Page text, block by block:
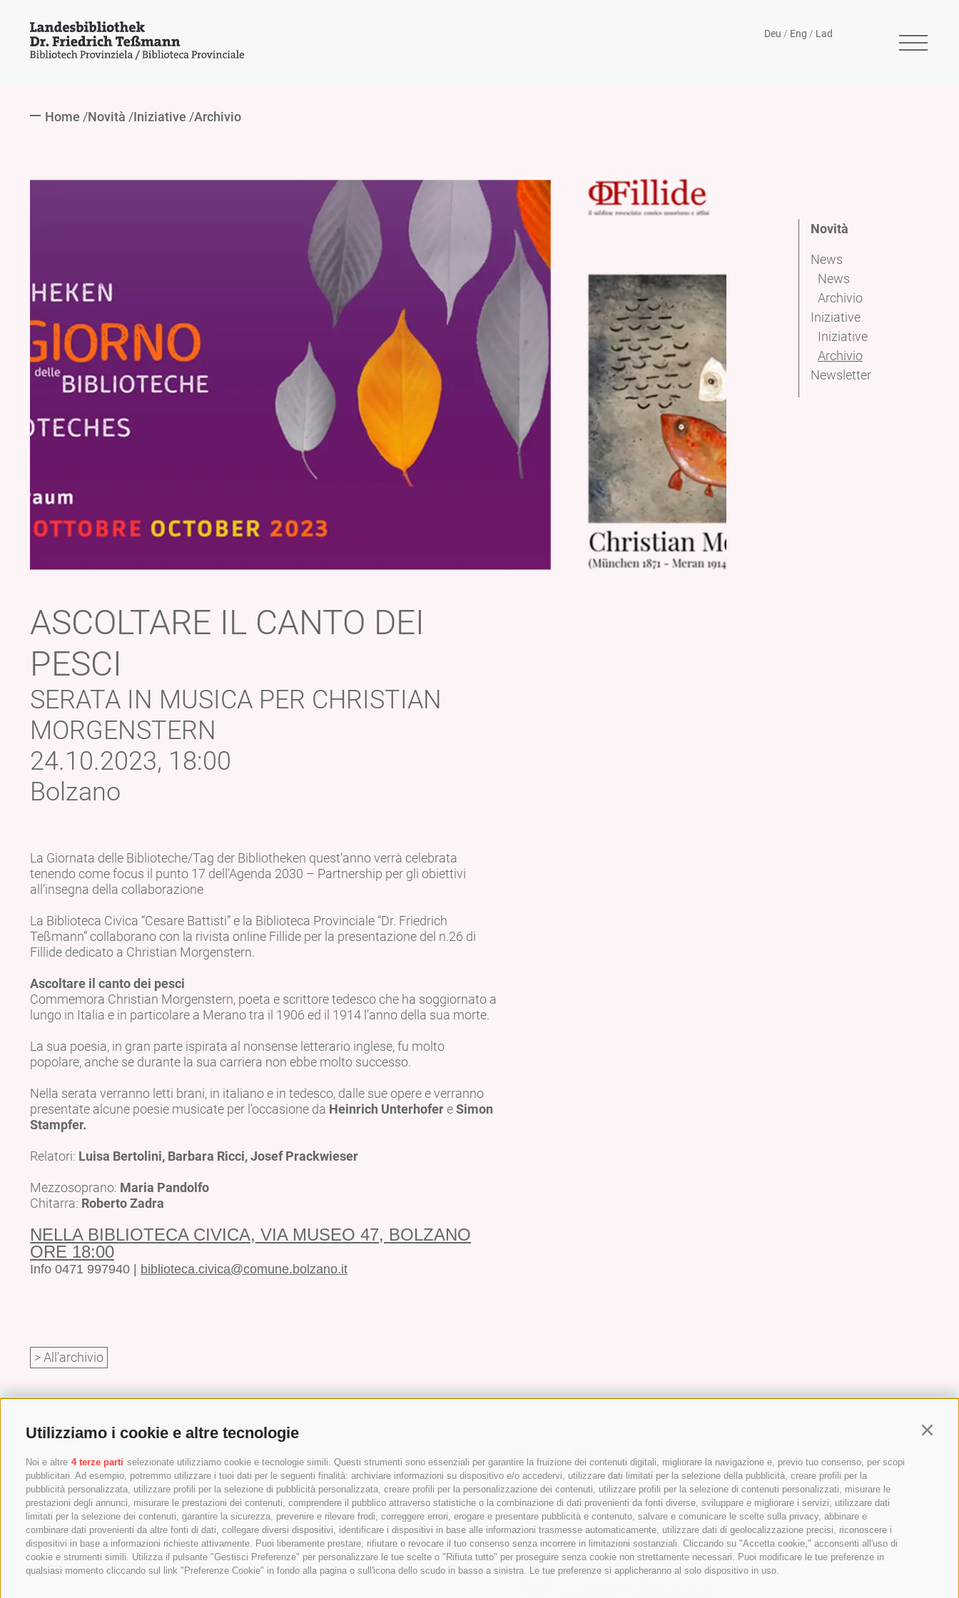
Utilizziamo i cookie e altre tecnologie
Noi e altre 4 terze parti selezionate utilizziamo cookie e tecnologie simili. Questi strumenti sono essenziali per garantire la fruizione dei contenuti digitali, migliorare la navigazione e, previo tuo consenso, per scopi
pubblicitari. Ad esempio, potremmo utilizzare i tuoi dati per le seguenti finalità: archiviare informazioni su dispositivo e/o accedervi, utilizzare dati limitati per la selezione della pubblicità, creare profili per la
pubblicità personalizzata, utilizzare profili per la selezione di pubblicità personalizzata, creare profili per la personalizzazione dei contenuti, utilizzare profili per la selezione di contenuti personalizzati, misurare le
prestazioni degli annunci, misurare le prestazioni dei contenuti, comprendere il pubblico attraverso statistiche o la combinazione di dati provenienti da fonti diverse, sviluppare e migliorare i servizi, utilizzare dati
limitati per la selezione dei contenuti, garantire la sicurezza, prevenire e rilevare frodi, correggere errori, erogare e presentare pubblicità e contenuto, salvare e comunicare le scelte sulla privacy, abbinare e
combinare dati provenienti da altre fonti di dati, collegare diversi dispositivi, identificare i dispositivi in base alle informazioni trasmesse automaticamente, utilizzare dati di geolocalizzazione precisi, riconoscere i
dispositivi in base a informazioni richieste attivamente. Puoi liberamente prestare, rifiutare o revocare il tuo consenso senza incorrere in limitazioni sostanziali. Cliccando su "Accetta cookie," acconsenti all'uso di
cookie e strumenti simili. Utilizza il pulsante "Gestisci Preferenze" per personalizzare le tue scelte o "Rifiuta tutto" per proseguire senza cookie non strettamente necessari. Puoi modificare le tue preferenze in
qualsiasi momento cliccando sul link "Preferenze Cookie" in fondo alla pagina o sull'icona dello scudo in basso a sinistra. Le tue preferenze si applicheranno al solo dispositivo in uso.
Deu / Eng / Lad
Home Novità Iniziative Archivio
ASCOLTARE IL CANTO DEI
PESCI
SERATA IN MUSICA PER CHRISTIAN
MORGENSTERN
24.10.2023, 18:00
Bolzano
La Giornata delle Biblioteche/Tag der Bibliotheken quest’anno verrà celebrata
tenendo come focus il punto 17 dell’Agenda 2030 – Partnership per gli obiettivi
all’insegna della collaborazione
La Biblioteca Civica “Cesare Battisti” e la Biblioteca Provinciale “Dr. Friedrich
Teßmann” collaborano con la rivista online Fillide per la presentazione del n.26 di
Fillide dedicato a Christian Morgenstern.
Ascoltare il canto dei pesci
Commemora Christian Morgenstern, poeta e scrittore tedesco che ha soggiornato a
lungo in Italia e in particolare a Merano tra il 1906 ed il 1914 l’anno della sua morte.
La sua poesia, in gran parte ispirata al nonsense letterario inglese, fu molto
popolare, anche se durante la sua carriera non ebbe molto successo.
Nella serata verranno letti brani, in italiano e in tedesco, dalle sue opere e verranno
presentate alcune poesie musicate per l'occasione da Heinrich UnterhofereSimon
Stampfer.
Relatori: Luisa Bertolini, Barbara Ricci, Josef Prackwieser
Mezzosoprano: Maria Pandolfo
Chitarra: Roberto Zadra
NELLA BIBLIOTECA CIVICA, VIA MUSEO 47, BOLZANO
ORE 18:00
Info 0471 997940 | biblioteca.civica@comune.bolzano.it
> All'archivio
Novità
News
News
Archivio
Iniziative
Iniziative
Archivio
Newsletter
Biblioteca Provinciale Dr. Friedrich Teßmann
Via A.-Diaz 8 / I-39100 Bolzano
+39 0471 471814
Amministrazione:
verwaltung@tessmann.it
verwaltung@pec.tessmann.it
Orari di apertura:
dal lunedì al venerdì dalle 9.00 alle 19.00
sabato dalle 9.00 alle 16.00 (luglio e agosto dalle 9.00 alle 12.30)
Partner